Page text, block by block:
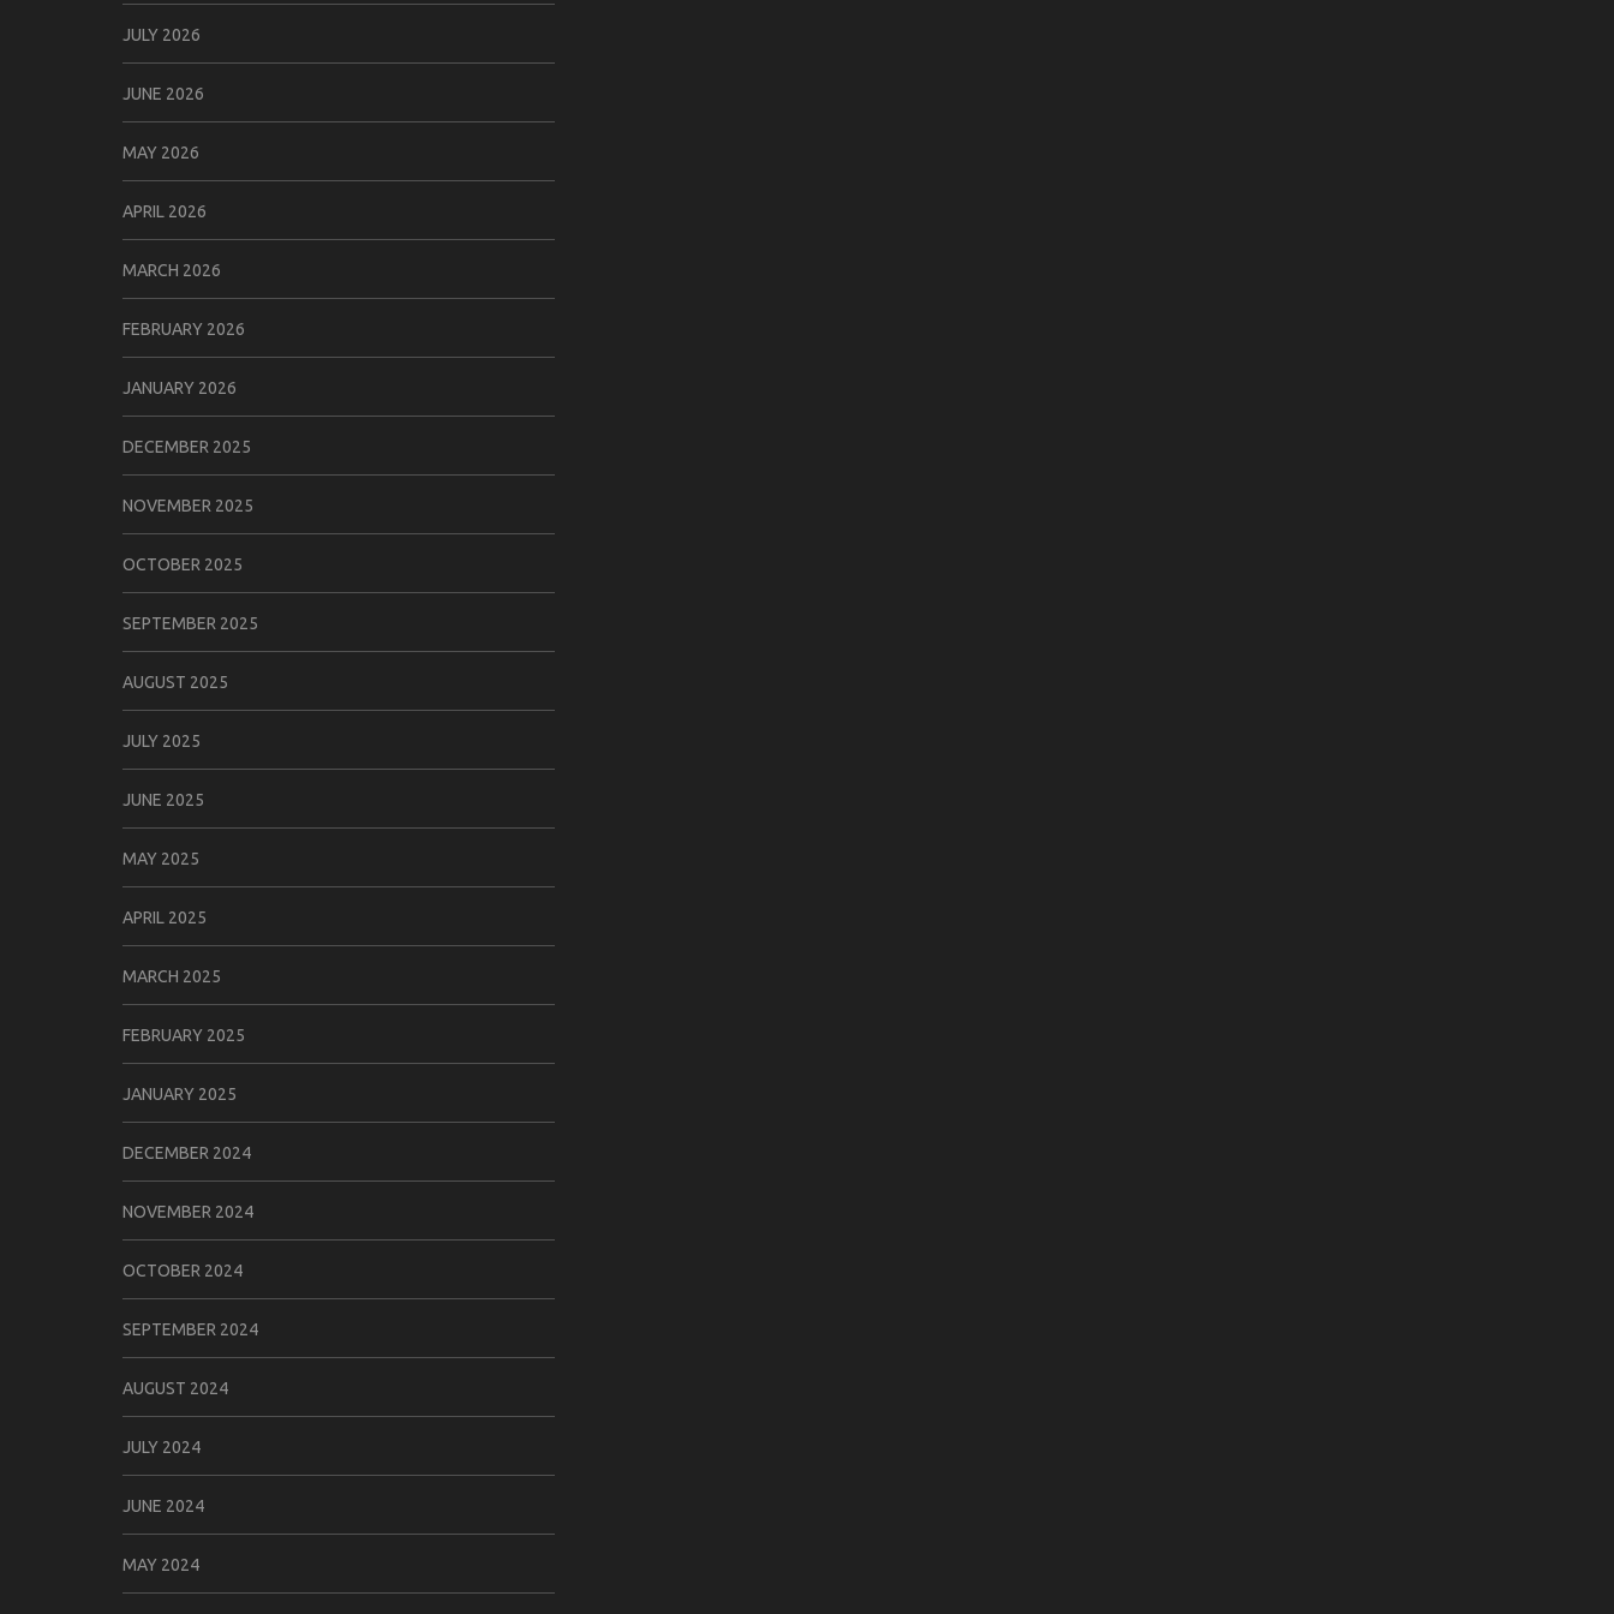
JULY 2026
JUNE 2026
MAY 2026
APRIL 2026
MARCH 2026
FEBRUARY 2026
JANUARY 2026
DECEMBER 2025
NOVEMBER 2025
OCTOBER 2025
SEPTEMBER 2025
AUGUST 2025
JULY 2025
JUNE 2025
MAY 2025
APRIL 2025
MARCH 2025
FEBRUARY 2025
JANUARY 2025
DECEMBER 2024
NOVEMBER 2024
OCTOBER 2024
SEPTEMBER 2024
AUGUST 2024
JULY 2024
JUNE 2024
MAY 2024